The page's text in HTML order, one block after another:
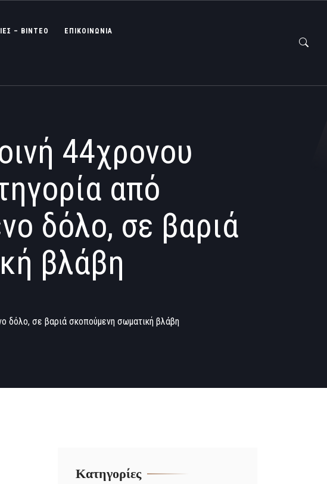
– ΒΊΝΤΕΟ ΕΠΙΚΟΙΝΩΝΙΑ
44χρονου
από
δόλο, σε βαριά
βλάβη
δόλο, σε βαριά σκοπούμενη σωματική βλάβη
Kατηγορίες